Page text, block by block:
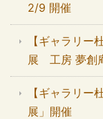
2/9 開催
【ギャラリ
展 工房 夢創
【ギャラリー
展」開催